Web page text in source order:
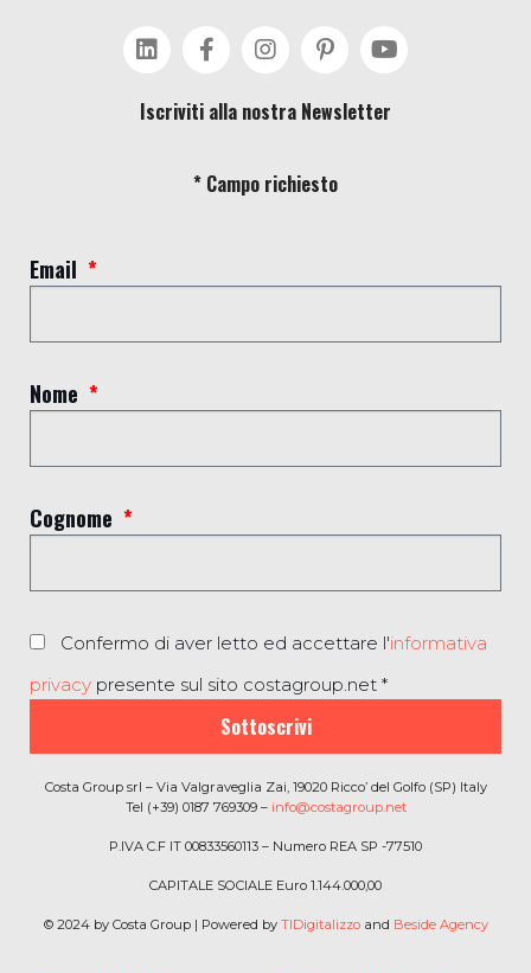
Iscriviti alla nostra Newsletter
* Campo richiesto
Email
Nome
Cognome
Confermo di aver letto ed accettare l'informativa
privacy presente sul sito costagroup.net *
Sottoscrivi
Costa Group srl – Via Valgraveglia Zai, 19020 Ricco’ del Golfo (SP) Italy
Tel (+39) 0187 769309 – info@costagroup.net
P.IVA C.F IT 00833560113 – Numero REA SP -77510
CAPITALE SOCIALE Euro 1.144.000,00
© 2024 by Costa Group | Powered by TIDigitalizzoand Beside Agency